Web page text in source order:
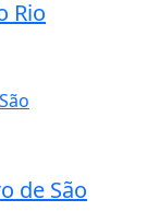
Rio
de São